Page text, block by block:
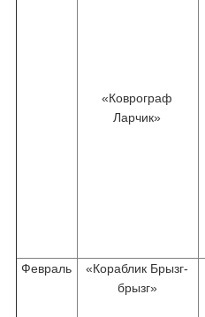
«Коврограф
Ларчик»
Февраль
«Кораблик Брызг-
брызг»